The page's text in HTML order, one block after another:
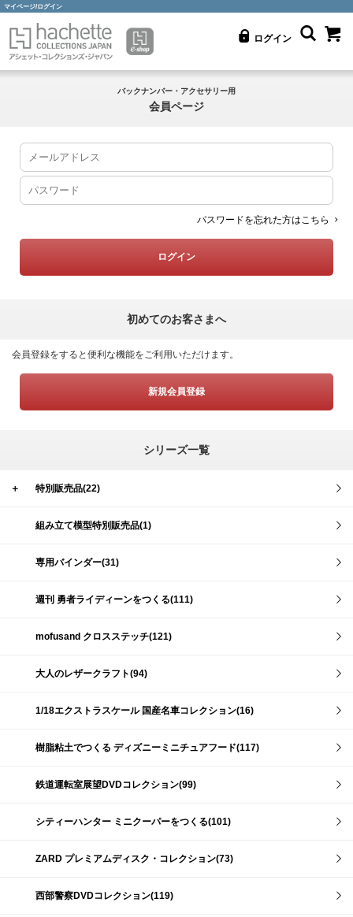
マイページ/ログイン
ログイン
バックナンバー・アクセサリー用
会員ページ
パスワードを忘れた方はこちら
初めてのお客さまへ
会員登録をすると便利な機能をご利用いただけます。
新規会員登録
シリーズ一覧
＋ 特別販売品(22)
組み立て模型特別販売品(1)
専用バインダー(31)
週刊 勇者ライディーンをつくる(111)
mofusand クロスステッチ(121)
大人のレザークラフト(94)
1/18エクストラスケール 国産名車コレクション(16)
樹脂粘土でつくる ディズニーミニチュアフード(117)
鉄道運転室展望DVDコレクション(99)
シティーハンター ミニクーパーをつくる(101)
ZARD プレミアムディスク・コレクション(73)
西部警察DVDコレクション(119)